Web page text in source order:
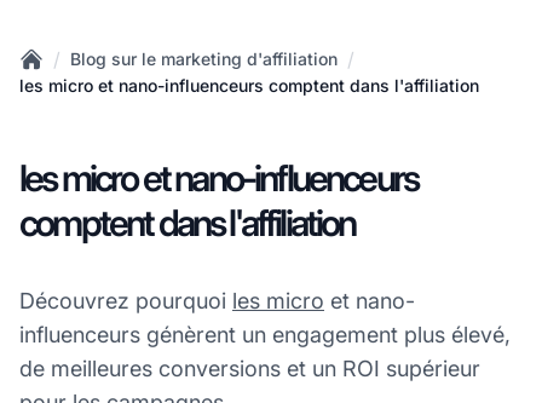
Home
/ Blog sur le marketing d'affiliation /
les micro et nano-influenceurs comptent dans l'affiliation
les micro et nano-influenceurs
comptent dans l'affiliation
Découvrez pourquoi les micro et nano-
influenceurs génèrent un engagement plus élevé,
de meilleures conversions et un ROI supérieur